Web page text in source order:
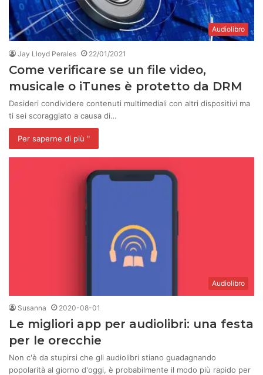
Audiolibro
Jay Lloyd Perales 22/01/2021
Come verificare se un file video,
musicale o iTunes è protetto da DRM
Desideri condividere contenuti multimediali con altri dispositivi ma
ti sei scoraggiato a causa di…
Per saperne di più "
Audiolibro
Susanna 2020-08-01
Le migliori app per audiolibri: una festa
per le orecchie
Non c'è da stupirsi che gli audiolibri stiano guadagnando
popolarità al giorno d'oggi, è probabilmente il modo più rapido per